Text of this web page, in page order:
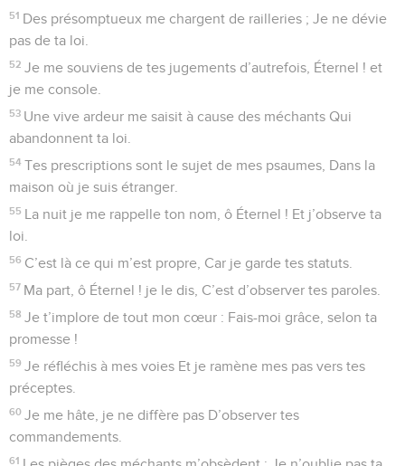
51 Des présomptueux me chargent de railleries ; Je ne dévie
pas de ta loi.
52 Je me souviens de tes jugements d’autrefois, Éternel ! et
je me console.
53 Une vive ardeur me saisit à cause des méchants Qui
abandonnent ta loi.
54 Tes prescriptions sont le sujet de mes psaumes, Dans la
maison où je suis étranger.
55 La nuit je me rappelle ton nom, ô Éternel ! Et j’observe ta
loi.
56 C’est là ce qui m’est propre, Car je garde tes statuts.
57 Ma part, ô Éternel ! je le dis, C’est d’observer tes paroles.
58 Je t’implore de tout mon cœur : Fais-moi grâce, selon ta
promesse !
59 Je réfléchis à mes voies Et je ramène mes pas vers tes
préceptes.
60 Je me hâte, je ne diffère pas D’observer tes
commandements.
61